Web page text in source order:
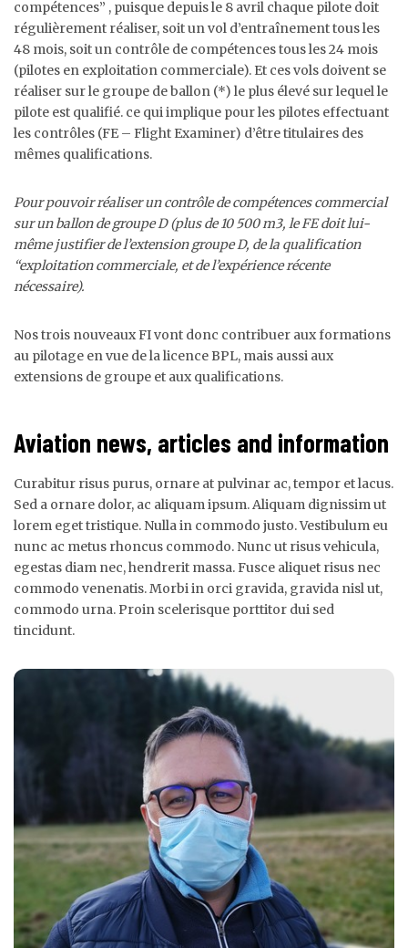
compétences” , puisque depuis le 8 avril chaque pilote doit
régulièrement réaliser, soit un vol d’entraînement tous les
48 mois, soit un contrôle de compétences tous les 24 mois
(pilotes en exploitation commerciale). Et ces vols doivent se
réaliser sur le groupe de ballon (*) le plus élevé sur lequel le
pilote est qualifié. ce qui implique pour les pilotes effectuant
les contrôles (FE – Flight Examiner) d’être titulaires des
mêmes qualifications.
Pour pouvoir réaliser un contrôle de compétences commercial
sur un ballon de groupe D (plus de 10 500 m3, le FE doit lui-
même justifier de l’extension groupe D, de la qualification
“exploitation commerciale, et de l’expérience récente
nécessaire).
Nos trois nouveaux FI vont donc contribuer aux formations
au pilotage en vue de la licence BPL, mais aussi aux
extensions de groupe et aux qualifications.
Aviation news, articles and information
Curabitur risus purus, ornare at pulvinar ac, tempor et lacus.
Sed a ornare dolor, ac aliquam ipsum. Aliquam dignissim ut
lorem eget tristique. Nulla in commodo justo. Vestibulum eu
nunc ac metus rhoncus commodo. Nunc ut risus vehicula,
egestas diam nec, hendrerit massa. Fusce aliquet risus nec
commodo venenatis. Morbi in orci gravida, gravida nisl ut,
commodo urna. Proin scelerisque porttitor dui sed
tincidunt.